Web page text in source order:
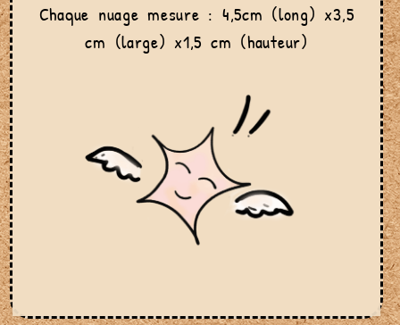
Chaque nuage mesure : 4,5cm (long) x3,5
cm (large) x1,5 cm (hauteur)